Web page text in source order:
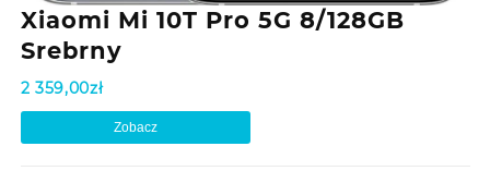
Xiaomi Mi 10T Pro 5G 8/128GB
Srebrny
2 359,00zł
Zobacz